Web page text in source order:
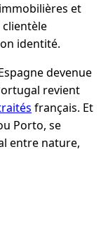
et
clientèle
identité.
devenue
revient
français. Et
Porto, se
entre nature,